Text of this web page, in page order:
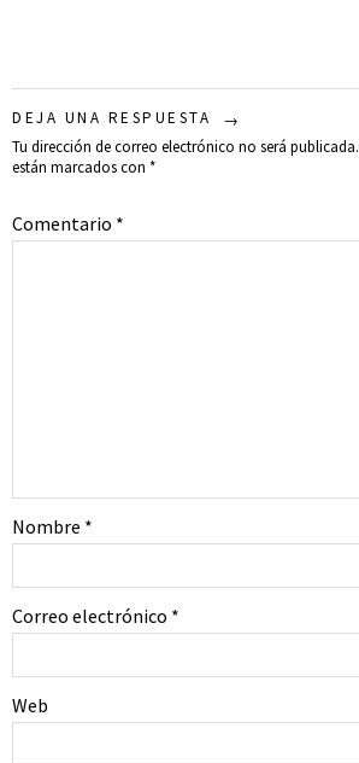
DEJA UNA RESPUESTA
Tu dirección de correo electrónico no será publicada.
están marcados con *
Comentario *
Nombre *
Correo electrónico *
Web